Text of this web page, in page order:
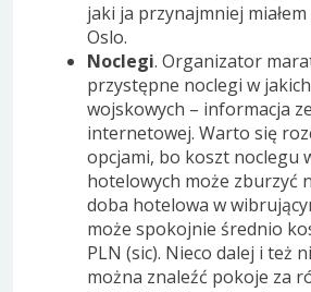
jaki ja przynajmniej
Oslo.
Noclegi. Organizator
przystępne noclegi w
wojskowych – informacja
internetowej. Warto się
opcjami, bo koszt noclegu
hotelowych może zburzyć
doba hotelowa w
może spokojnie średnio
PLN (sic). Nieco dalej i też
można znaleźć pokoje za